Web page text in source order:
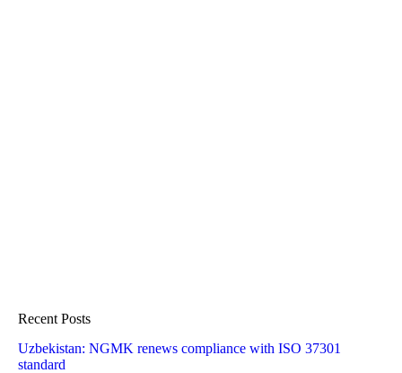
Recent Posts
Uzbekistan: NGMK renews compliance with ISO 37301
standard